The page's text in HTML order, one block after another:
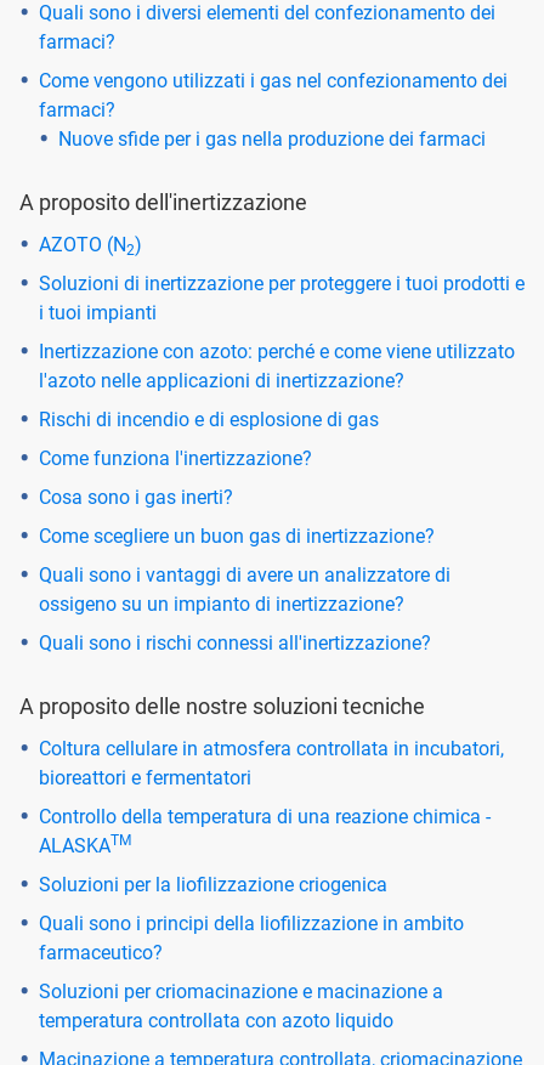
Quali sono i diversi elementi del confezionamento dei
farmaci?
Come vengono utilizzati i gas nel confezionamento dei
farmaci?
Nuove sfide per i gas nella produzione dei farmaci
A proposito dell'inertizzazione
AZOTO (N2)
Soluzioni di inertizzazione per proteggere i tuoi prodotti e
i tuoi impianti
Inertizzazione con azoto: perché e come viene utilizzato
l'azoto nelle applicazioni di inertizzazione?
Rischi di incendio e di esplosione di gas
Come funziona l'inertizzazione?
Cosa sono i gas inerti?
Come scegliere un buon gas di inertizzazione?
Quali sono i vantaggi di avere un analizzatore di
ossigeno su un impianto di inertizzazione?
Quali sono i rischi connessi all'inertizzazione?
A proposito delle nostre soluzioni tecniche
Coltura cellulare in atmosfera controllata in incubatori,
bioreattori e fermentatori
Controllo della temperatura di una reazione chimica -
ALASKATM
Soluzioni per la liofilizzazione criogenica
Quali sono i principi della liofilizzazione in ambito
farmaceutico?
Soluzioni per criomacinazione e macinazione a
temperatura controllata con azoto liquido
Macinazione a temperatura controllata, criomacinazione